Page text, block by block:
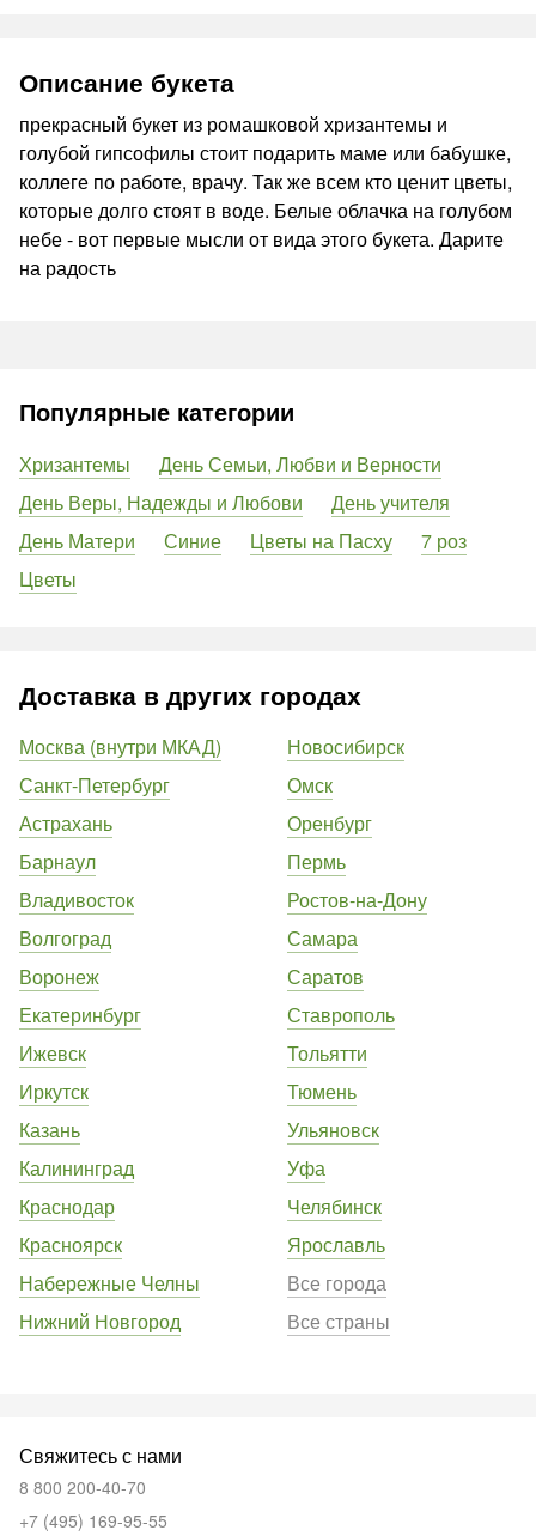
Описание букета
прекрасный букет из ромашковой хризантемы и
голубой гипсофилы стоит подарить маме или бабушке,
коллеге по работе, врачу. Так же всем кто ценит цветы,
которые долго стоят в воде. Белые облачка на голубом
небе - вот первые мысли от вида этого букета. Дарите
на радость
Популярные категории
Хризантемы
День Семьи, Любви и Верности
День Веры, Надежды и Любови
День учителя
День Матери
Синие Цветы на Пасху
7 роз
Цветы
Доставка в других городах
Москва (внутри МКАД)
Санкт-Петербург
Астрахань
Барнаул
Владивосток
Волгоград
Воронеж
Екатеринбург
Ижевск
Иркутск
Казань
Калининград
Краснодар
Красноярск
Набережные Челны
Нижний Новгород
Новосибирск
Омск
Оренбург
Пермь
Ростов-на-Дону
Самара
Саратов
Ставрополь
Тольятти
Тюмень
Ульяновск
Уфа
Челябинск
Ярославль
Все города
Все страны
Свяжитесь с нами
8 800 200-40-70
+7 (495) 169-95-55